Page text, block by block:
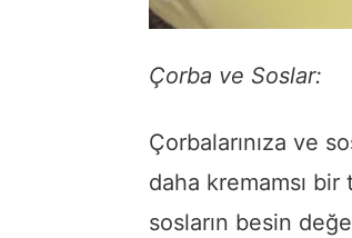
Çorba ve Soslar:
Çorbalarınıza ve
daha kremamsı
sosların besin